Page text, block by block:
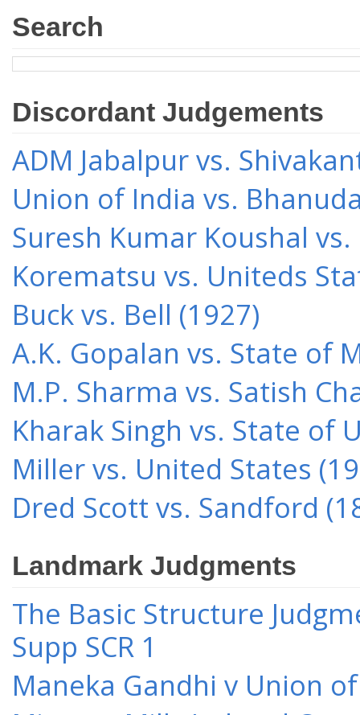
Search
Discordant Judgements
ADM Jabalpur vs.
Union of India vs.
Suresh Kumar Koushal
Korematsu vs. Uniteds
Buck vs. Bell (1927)
A.K. Gopalan vs. State of
M.P. Sharma vs. Satish
Kharak Singh vs. State of
Miller vs. United States
Dred Scott vs. Sandford
Landmark Judgments
The Basic Structure
Supp SCR 1
Maneka Gandhi v Union